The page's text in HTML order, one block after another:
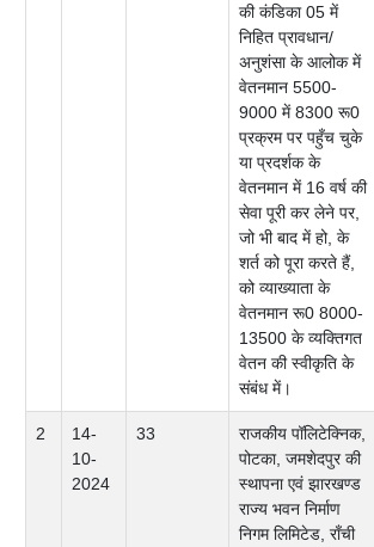
की कंडिका 05 में
निहित प्रावधान/
अनुशंसा के आलोक में
वेतनमान 5500-
9000 में 8300 रू0
प्रक्रम पर पहुँच चुके
या प्रदर्शक के
वेतनमान में 16 वर्ष की
सेवा पूरी कर लेने पर,
जो भी बाद में हो, के
शर्त को पूरा करते हैं,
को व्याख्याता के
वेतनमान रू0 8000-
13500 के व्यक्तिगत
वेतन की स्वीकृति के
संबंध में।
2
14-
10-
2024
33
राजकीय पॉलिटेक्निक,
पोटका, जमशेदपुर की
स्थापना एवं झारखण्ड
राज्य भवन निर्माण
निगम लिमिटेड, राँची